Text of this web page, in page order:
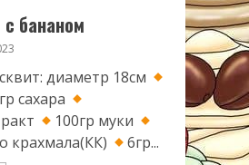
бананом
диаметр 18см
сахара
100гр муки
крахмала(КК)
6гр...